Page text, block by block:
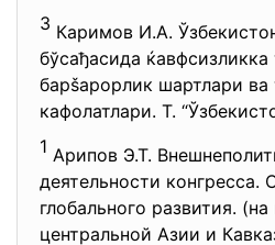
3 Каримов И.А.
бўсађасида ќавфсизликка
барšарорлик шартлари ва
кафолатлари. Т.
1 Арипов Э.Т.
деятельности конгресса.
глобального развития.
центральной Азии и